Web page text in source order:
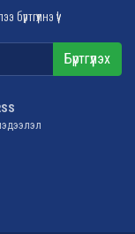
үү!
Бүртгүүлэх